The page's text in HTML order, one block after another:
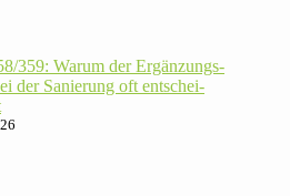
​359: Warum der Ergän­zungs­
der Sanie­rung oft ent­schei­